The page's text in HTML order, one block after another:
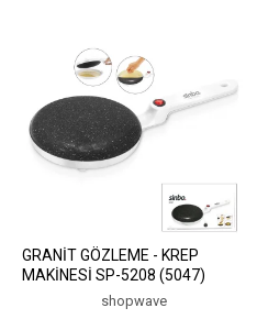
GRANİT GÖZLEME - KREP
MAKİNESİ SP-5208 (5047)
shopwave